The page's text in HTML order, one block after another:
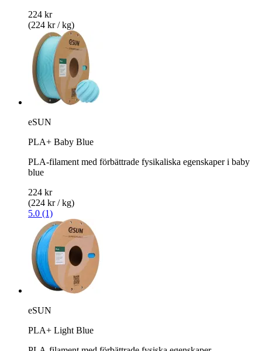
224 kr
(224 kr / kg)
eSUN
PLA+ Baby Blue
PLA-filament med förbättrade fysikaliska egenskaper i baby
blue
224 kr
(224 kr / kg)
5.0 (1)
eSUN
PLA+ Light Blue